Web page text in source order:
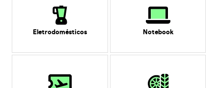
Eletrodomésticos Notebook